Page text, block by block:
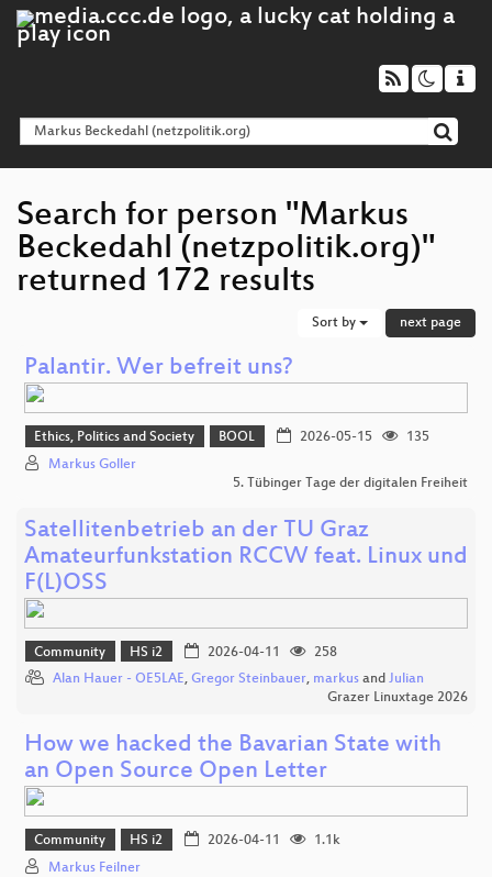
Search for person "Markus
Beckedahl (netzpolitik.org)"
returned 172 results
Sort by next page
Palantir. Wer befreit uns?
Ethics, Politics and Society BOOL 2026-05-15
135
Markus Goller
5. Tübinger Tage der digitalen Freiheit
Satellitenbetrieb an der TU Graz
Amateurfunkstation RCCW feat. Linux und
F(L)OSS
Community HS i2 2026-04-11
258
Alan Hauer - OE5LAE, Gregor Steinbauer, markus and Julian
Grazer Linuxtage 2026
How we hacked the Bavarian State with
an Open Source Open Letter
Community HS i2 2026-04-11
1.1k
Markus Feilner